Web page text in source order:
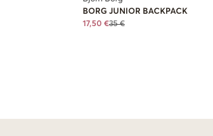
BORG JUNIOR BACKPACK
17,50 €35 €